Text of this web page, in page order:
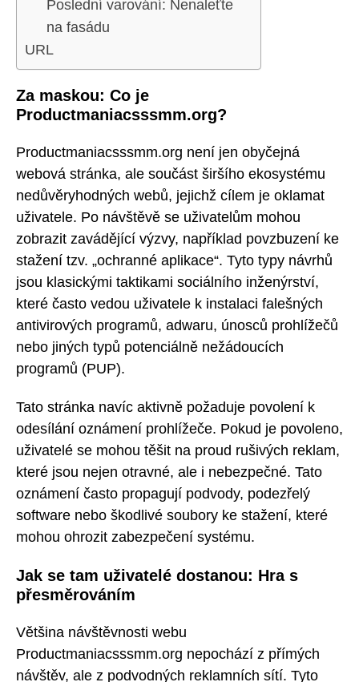
Poslední varování: Nenaleťte
na fasádu
URL
Za maskou: Co je
Productmaniacsssmm.org?
Productmaniacsssmm.org není jen obyčejná
webová stránka, ale součást širšího ekosystému
nedůvěryhodných webů, jejichž cílem je oklamat
uživatele. Po návštěvě se uživatelům mohou
zobrazit zavádějící výzvy, například povzbuzení ke
stažení tzv. „ochranné aplikace“. Tyto typy návrhů
jsou klasickými taktikami sociálního inženýrství,
které často vedou uživatele k instalaci falešných
antivirových programů, adwaru, únosců prohlížečů
nebo jiných typů potenciálně nežádoucích
programů (PUP).
Tato stránka navíc aktivně požaduje povolení k
odesílání oznámení prohlížeče. Pokud je povoleno,
uživatelé se mohou těšit na proud rušivých reklam,
které jsou nejen otravné, ale i nebezpečné. Tato
oznámení často propagují podvody, podezřelý
software nebo škodlivé soubory ke stažení, které
mohou ohrozit zabezpečení systému.
Jak se tam uživatelé dostanou: Hra s
přesměrováním
Většina návštěvnosti webu
Productmaniacsssmm.org nepochází z přímých
návštěv, ale z podvodných reklamních sítí. Tyto